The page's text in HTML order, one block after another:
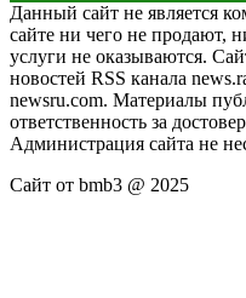
Данный сайт не является
сайте ни чего не продают,
услуги не оказываются.
новостей RSS канала
newsru.com. Материалы
ответственность за
Администрация сайта не
Сайт от bmb3 @ 2025